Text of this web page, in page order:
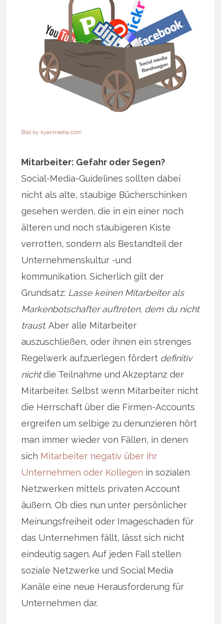
Bild by kyanmedia.com
Mitarbeiter: Gefahr oder Segen?
Social-Media-Guidelines sollten dabei
nicht als alte, staubige Bücherschinken
gesehen werden, die in ein einer noch
älteren und noch staubigeren Kiste
verrotten, sondern als Bestandteil der
Unternehmenskultur -und
kommunikation. Sicherlich gilt der
Grundsatz: Lasse keinen Mitarbeiter als
Markenbotschafter auftreten, dem du nicht
traust. Aber alle Mitarbeiter
auszuschließen, oder ihnen ein strenges
Regelwerk aufzuerlegen fördert definitiv
nichtdie Teilnahme und Akzeptanz der
Mitarbeiter. Selbst wenn Mitarbeiter nicht
die Herrschaft über die Firmen-Accounts
ergreifen um selbige zu denunzieren hört
man immer wieder von Fällen, in denen
sich Mitarbeiter negativ über ihr
Unternehmen oder Kollegen in sozialen
Netzwerken mittels privaten Account
äußern. Ob dies nun unter persönlicher
Meinungsfreiheit oder Imageschaden für
das Unternehmen fällt, lässt sich nicht
eindeutig sagen. Auf jeden Fall stellen
soziale Netzwerke und Social Media
Kanäle eine neue Herausforderung für
Unternehmen dar.